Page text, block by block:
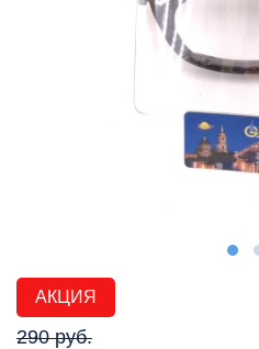
АКЦИЯ
290 руб.